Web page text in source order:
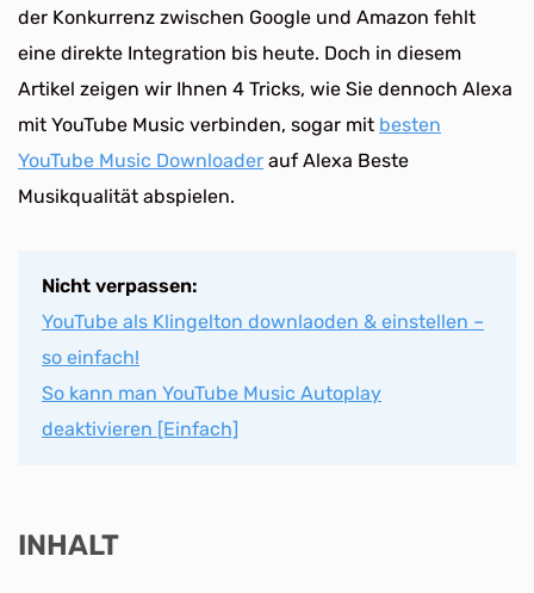
der Konkurrenz zwischen Google und Amazon fehlt
eine direkte Integration bis heute. Doch in diesem
Artikel zeigen wir Ihnen 4 Tricks, wie Sie dennoch Alexa
mit YouTube Music verbinden, sogar mit besten
YouTube Music Downloader auf Alexa Beste
Musikqualität abspielen.
Nicht verpassen:
YouTube als Klingelton downlaoden & einstellen –
so einfach!
So kann man YouTube Music Autoplay
deaktivieren [Einfach]
INHALT